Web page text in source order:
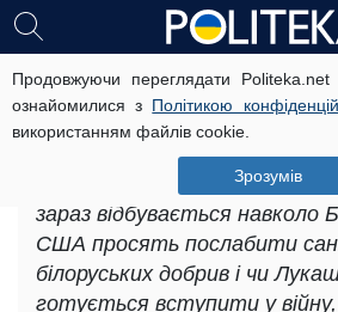
Продовжуючи переглядати
ознайомилися з Політикою
використанням файлів cookie.
Зрозумів
Добрива, навчання та
війні: експерт пояснив,
зараз точаться навколо
Політолог Руслан Бортник
зараз відбувається навколо
США просять послабити
білоруських добрив і чи
готується вступити у війну,